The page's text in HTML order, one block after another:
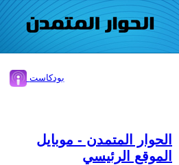
بودكاست
الحوار المتمدن - موبايل
الموقع الرئيسي